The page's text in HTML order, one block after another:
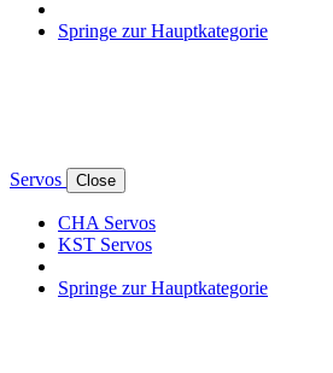
Springe zur Hauptkategorie
Servos Close
CHA Servos
KST Servos
Springe zur Hauptkategorie